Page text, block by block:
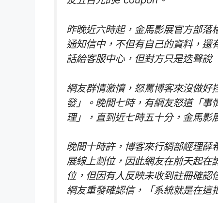
昨晚近六時起，金馬影展官方部落
通知信中，不但有自己的資料，還
話給客服中心，但對方只是迭聲說
網友群情激憤，怒罵博客來沒做
發」。晚間七時，有網友怒道「
理」，直到近七時五十分，金馬影
晚間十時許，博客來行銷部經理薛
展線上劃位，因此網友在前天起在
位，但因有人反映未收到註冊確
網友重發確認信，「系統就是在這